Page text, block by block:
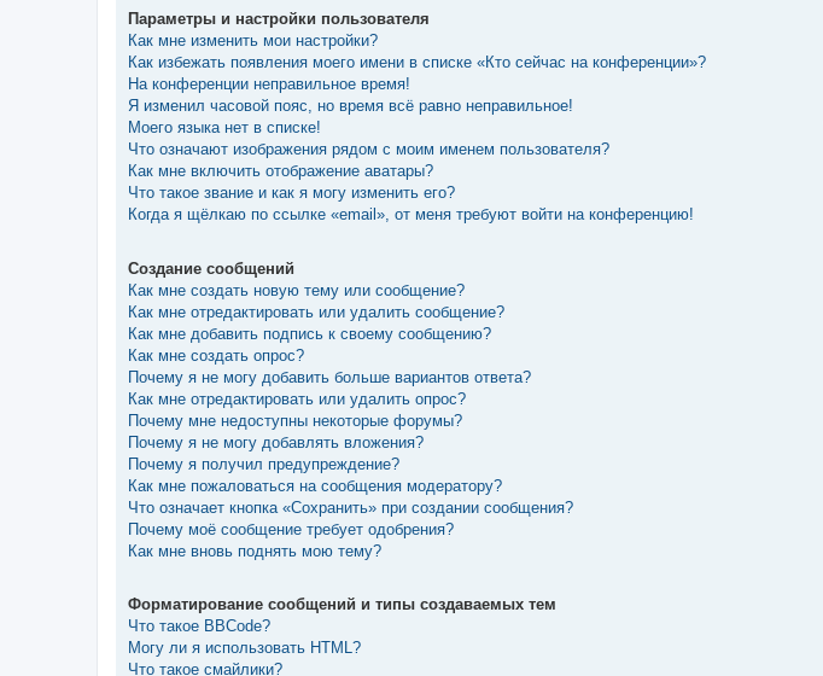
Параметры и настройки пользователя
Как мне изменить мои настройки?
Как избежать появления моего имени в списке «Кто сейчас на конференции»?
На конференции неправильное время!
Я изменил часовой пояс, но время всё равно неправильное!
Моего языка нет в списке!
Что означают изображения рядом с моим именем пользователя?
Как мне включить отображение аватары?
Что такое звание и как я могу изменить его?
Когда я щёлкаю по ссылке «email», от меня требуют войти на конференцию!
Создание сообщений
Как мне создать новую тему или сообщение?
Как мне отредактировать или удалить сообщение?
Как мне добавить подпись к своему сообщению?
Как мне создать опрос?
Почему я не могу добавить больше вариантов ответа?
Как мне отредактировать или удалить опрос?
Почему мне недоступны некоторые форумы?
Почему я не могу добавлять вложения?
Почему я получил предупреждение?
Как мне пожаловаться на сообщения модератору?
Что означает кнопка «Сохранить» при создании сообщения?
Почему моё сообщение требует одобрения?
Как мне вновь поднять мою тему?
Форматирование сообщений и типы создаваемых тем
Что такое BBCode?
Могу ли я использовать HTML?
Что такое смайлики?